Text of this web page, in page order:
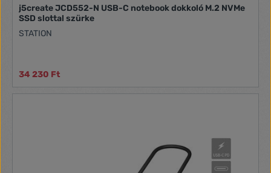
j5create JCD552-N USB-C notebook dokkoló M.2 NVMe
SSD slottal szürke
STATION
34 230 Ft